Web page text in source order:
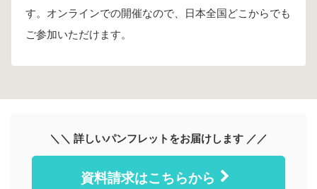
す。オンラインでの開催なので、日本全国どこからでも
ご参加いただけます。
＼＼ 詳しいパンフレットをお届けします ／／
資料請求はこちらから